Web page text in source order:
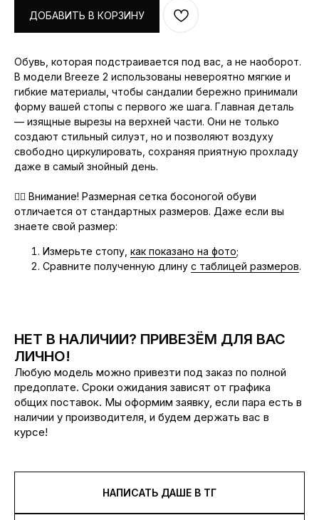
ДОБАВИТЬ В КОРЗИНУ
Обувь, которая подстраивается под вас, а не наоборот.
В модели Breeze 2 использованы невероятно мягкие и
гибкие материалы, чтобы сандалии бережно принимали
форму вашей стопы с первого же шага. Главная деталь
— изящные вырезы на верхней части. Они не только
создают стильный силуэт, но и позволяют воздуху
свободно циркулировать, сохраняя приятную прохладу
даже в самый знойный день.
👉🏻 Внимание! Размерная сетка босоногой обуви
отличается от стандартных размеров. Даже если вы
знаете свой размер:
Измерьте стопу, как показано на фото;
Сравните полученную длину с таблицей размеров.
НЕТ В НАЛИЧИИ? ПРИВЕЗЁМ ДЛЯ ВАС
ЛИЧНО!
Любую модель можно привезти под заказ по полной
предоплате. Сроки ожидания зависят от графика
общих поставок. Мы оформим заявку, если пара есть в
наличии у производителя, и будем держать вас в
курсе!
НАПИСАТЬ ДАШЕ В ТГ